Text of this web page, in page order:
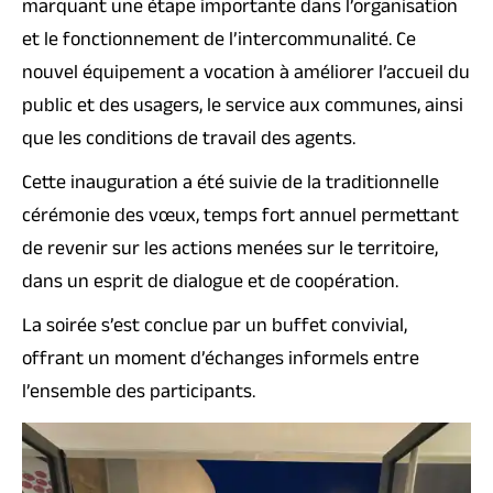
marquant une étape importante dans l’organisation
et le fonctionnement de l’intercommunalité. Ce
nouvel équipement a vocation à améliorer l’accueil du
public et des usagers, le service aux communes, ainsi
que les conditions de travail des agents.
Cette inauguration a été suivie de la traditionnelle
cérémonie des vœux, temps fort annuel permettant
de revenir sur les actions menées sur le territoire,
dans un esprit de dialogue et de coopération.
La soirée s’est conclue par un buffet convivial,
offrant un moment d’échanges informels entre
l’ensemble des participants.